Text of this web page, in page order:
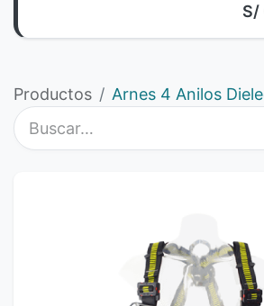
S/
Productos Arnes 4 Anilos